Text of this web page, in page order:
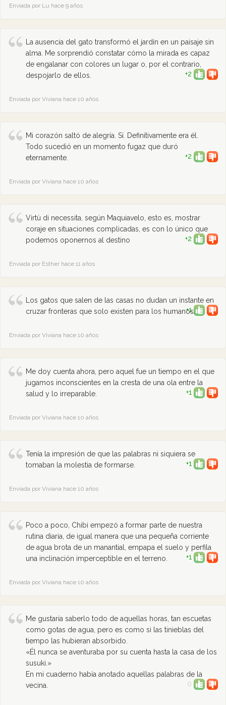
Enviada por Lu hace 9 años
La ausencia del gato transformó el jardín en un paisaje sin
alma. Me sorprendió constatar cómo la mirada es capaz
de engalanar con colores un lugar o, por el contrario,
despojarlo de ellos.
+2
Enviada por Viviana hace 10 años
Mi corazón saltó de alegría. Sí. Definitivamente era él.
Todo sucedió en un momento fugaz que duró
eternamente.
+2
Enviada por Viviana hace 10 años
Virtù di necessita, según Maquiavelo, esto es, mostrar
coraje en situaciones complicadas, es con lo único que
podemos oponernos al destino
+2
Enviada por Esther hace 11 años
Los gatos que salen de las casas no dudan un instante en
cruzar fronteras que solo existen para los humanos.
+1
Enviada por Viviana hace 10 años
Me doy cuenta ahora, pero aquel fue un tiempo en el que
jugamos inconscientes en la cresta de una ola entre la
salud y lo irreparable.
+1
Enviada por Viviana hace 10 años
Tenía la impresión de que las palabras ni siquiera se
tomaban la molestia de formarse.
+1
Enviada por Viviana hace 10 años
Poco a poco, Chibi empezó a formar parte de nuestra
rutina diaria, de igual manera que una pequeña corriente
de agua brota de un manantial, empapa el suelo y perfila
una inclinación imperceptible en el terreno.
+1
Enviada por Viviana hace 10 años
Me gustaría saberlo todo de aquellas horas, tan escuetas
como gotas de agua, pero es como si las tinieblas del
tiempo las hubieran absorbido.
«Él nunca se aventuraba por su cuenta hasta la casa de los
susuki.»
En mi cuaderno había anotado aquellas palabras de la
vecina.
0